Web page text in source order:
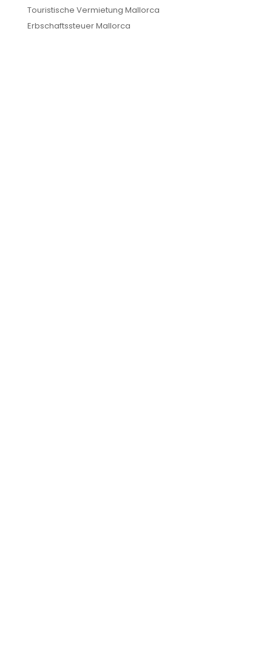
Touristische Vermietung Mallorca
Erbschaftssteuer Mallorca